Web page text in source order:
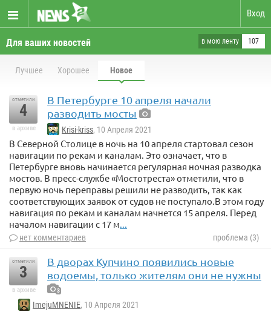
Вход
Для ваших новостей в мою ленту 107
Лучшее Хорошее Новое
отметили
4
в архиве
В Петербурге 10 апреля начали
разводить мосты
Krisi-kriss, 10 Апреля 2021
В Северной Столице в ночь на 10 апреля стартовал сезон
навигации по рекам и каналам. Это означает, что в
Петербурге вновь начинается регулярная ночная разводка
мостов. В пресс-службе «Мостотреста» отметили, что в
первую ночь переправы решили не разводить, так как
соответствующих заявок от судов не поступало.В этом году
навигация по рекам и каналам начнется 15 апреля. Перед
началом навигации с 17 м...
нет комментариев проблема (3)
отметили
3
в архиве
В дворах Купчино появились новые
водоемы, только жителям они не нужны
3
ImejuMNENIE, 10 Апреля 2021